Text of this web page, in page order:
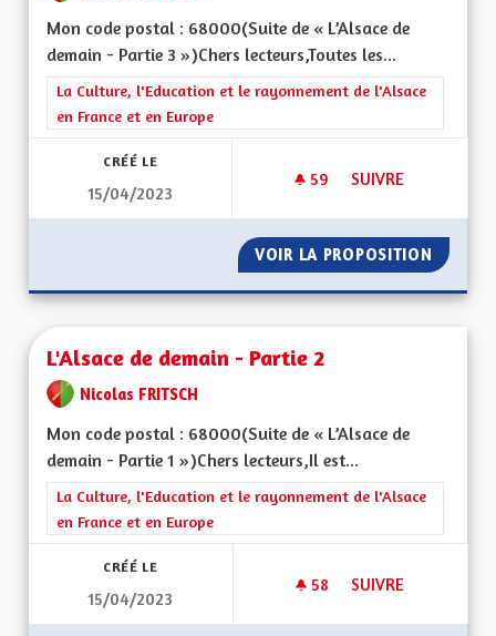
Mon code postal : 68000(Suite de « L’Alsace de
demain - Partie 3 »)Chers lecteurs,Toutes les...
Filtrer les résultats de la catégorie : La Culture, l'Education et
La Culture, l'Education et le rayonnement de l'Alsace
en France et en Europe
CRÉÉ LE
15/04/2023
59 59 ABONNÉS
SUIVRE
VOIR LA PROPOSITION
L'Alsace de demain - Partie 2
Nicolas FRITSCH
Mon code postal : 68000(Suite de « L’Alsace de
demain - Partie 1 »)Chers lecteurs,Il est...
Filtrer les résultats de la catégorie : La Culture, l'Education et
La Culture, l'Education et le rayonnement de l'Alsace
en France et en Europe
CRÉÉ LE
15/04/2023
58 58 ABONNÉS
SUIVRE